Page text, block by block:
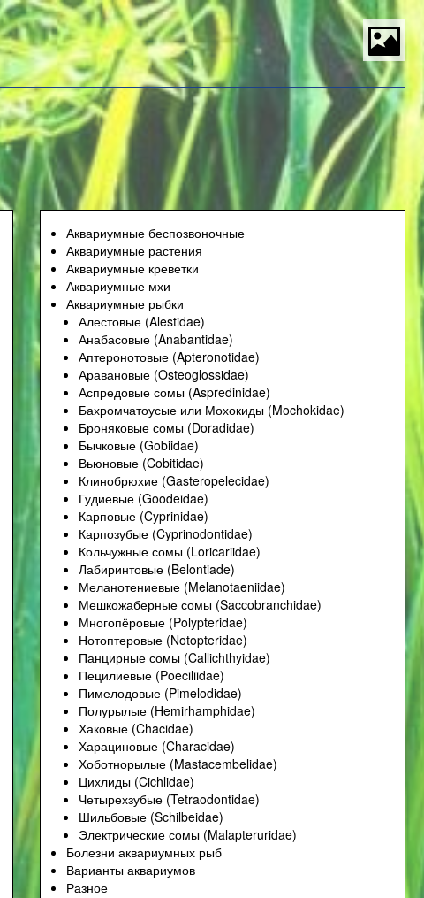
Аквариумные беспозвоночные
Аквариумные растения
Аквариумные креветки
Аквариумные мхи
Аквариумные рыбки
Алестовые (Alestidae)
Анабасовые (Anabantidae)
Аптеронотовые (Apteronotidae)
Аравановые (Osteoglossidae)
Аспредовые сомы (Aspredinidae)
Бахромчатоусые или Мохокиды (Mochokidae)
Броняковые сомы (Doradidae)
Бычковые (Gobiidae)
Вьюновые (Cobitidae)
Клинобрюхие (Gasteropelecidae)
Гудиевые (Goodeidae)
Карповые (Cyprinidae)
Карпозубые (Cyprinodontidae)
Кольчужные сомы (Loricariidae)
Лабиринтовые (Belontiade)
Меланотениевые (Melanotaeniidae)
Мешкожаберные сомы (Saccobranchidae)
Многопёровые (Polypteridae)
Нотоптеровые (Notopteridae)
Панцирные сомы (Callichthyidae)
Пецилиевые (Poeciliidae)
Пимелодовые (Pimelodidae)
Полурылые (Hemirhamphidae)
Хаковые (Chacidae)
Харациновые (Characidae)
Хоботнорылые (Mastacembelidae)
Цихлиды (Cichlidae)
Четырехзубые (Tetraodontidae)
Шильбовые (Schilbeidae)
Электрические сомы (Malapteruridae)
Болезни аквариумных рыб
Варианты аквариумов
Разное